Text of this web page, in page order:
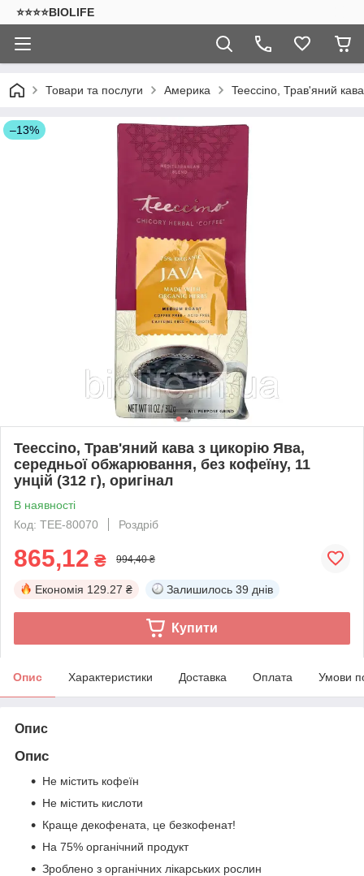
⭐⭐⭐⭐BIOLIFE
Товари та послуги Америка Teeccino, Трав'яний
–13%
Teeccino, Трав'яний кава з цикорію Ява,
середньої обжарювання, без кофеїну, 11
унцій (312 г), оригінал
В наявності
Код: TEE-80070
Роздріб
865,12 ₴ 994,40 ₴
Економія 129.27 ₴ Залишилось 39 днів
Купити
Опис Характеристики Доставка Оплата Умови
Опис
Опис
Не містить кофеїн
Не містить кислоти
Краще декофената, це безкофенат!
На 75% органічний продукт
Зроблено з органічних лікарських рослин